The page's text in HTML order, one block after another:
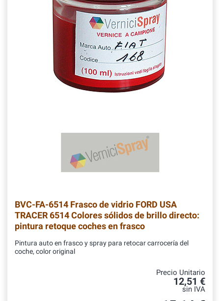
BVC-FA-6514 Frasco de vidrio FORD USA
TRACER 6514 Colores sólidos de brillo directo:
pintura retoque coches en frasco
Pintura auto en frasco y spray para retocar carrocería del
coche, color original
Precio Unitario
12,51 €
sin IVA